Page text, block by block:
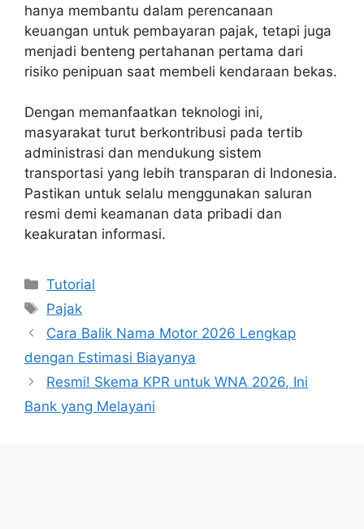
hanya membantu dalam perencanaan
keuangan untuk pembayaran pajak, tetapi juga
menjadi benteng pertahanan pertama dari
risiko penipuan saat membeli kendaraan bekas.
Dengan memanfaatkan teknologi ini,
masyarakat turut berkontribusi pada tertib
administrasi dan mendukung sistem
transportasi yang lebih transparan di Indonesia.
Pastikan untuk selalu menggunakan saluran
resmi demi keamanan data pribadi dan
keakuratan informasi.
Categories
Tutorial
Tags
Pajak
Cara Balik Nama Motor 2026 Lengkap
dengan Estimasi Biayanya
Resmi! Skema KPR untuk WNA 2026, Ini
Bank yang Melayani